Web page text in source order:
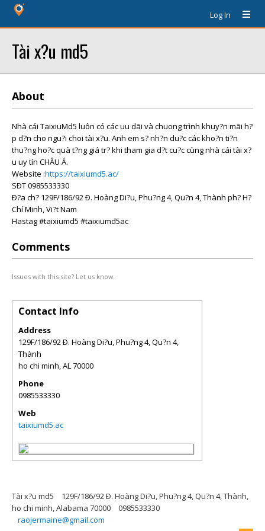
Log In
Tài x?u md5
About
Nhà cái TaixiuMd5 luôn có các uu dãi và chuong trình khuy?n mãi h?
p d?n cho ngu?i choi tài x?u. Anh em s? nh?n du?c các kho?n ti?n
thu?ng ho?c quà t?ng giá tr? khi tham gia d?t cu?c cùng nhà cái tài x?
u uy tín CHÂU Á.
Website :https://taixiumd5.ac/
SÐT 0985533330
Ð?a ch? 129F/186/92 Ð. Hoàng Di?u, Phu?ng 4, Qu?n 4, Thành ph? H?
Chí Minh, Vi?t Nam
Hastag #taixiumd5 #taixiumd5ac
Comments
Issues with this site? Let us know.
Contact Info
Address
129F/186/92 Ð. Hoàng Di?u, Phu?ng 4, Qu?n 4,
Thành
ho chi minh,AL70000
Phone
0985533330
Web
taixiumd5.ac
Tài x?u md5
129F/186/92 Ð. Hoàng Di?u, Phu?ng 4, Qu?n 4, Thành,
ho chi minh, Alabama 70000
0985533330
raojermaine@gmail.com